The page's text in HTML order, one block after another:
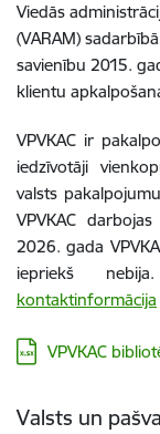
Viedās
(VARAM)
savienību 2015.
klientu
VPVKAC ir
iedzīvotāji
valsts
VPVKAC
2026. gada
iepriekš
kontaktinformācija
Lejupielādēt:
VPVKAC
Valsts un